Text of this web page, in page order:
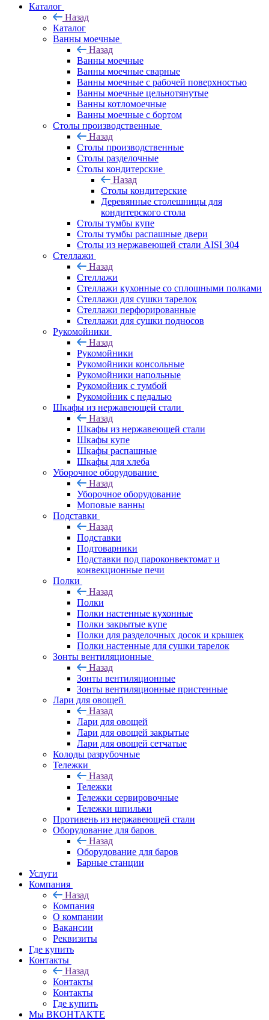
Каталог
Назад
Каталог
Ванны моечные
Назад
Ванны моечные
Ванны моечные сварные
Ванны моечные с рабочей поверхностью
Ванны моечные цельнотянутые
Ванны котломоечные
Ванны моечные с бортом
Столы производственные
Назад
Столы производственные
Столы разделочные
Столы кондитерские
Назад
Столы кондитерские
Деревянные столешницы для
кондитерского стола
Столы тумбы купе
Столы тумбы распашные двери
Столы из нержавеющей стали AISI 304
Стеллажи
Назад
Стеллажи
Стеллажи кухонные со сплошными полками
Стеллажи для сушки тарелок
Стеллажи перфорированные
Стеллажи для сушки подносов
Рукомойники
Назад
Рукомойники
Рукомойники консольные
Рукомойники напольные
Рукомойник с тумбой
Рукомойник с педалью
Шкафы из нержавеющей стали
Назад
Шкафы из нержавеющей стали
Шкафы купе
Шкафы распашные
Шкафы для хлеба
Уборочное оборудование
Назад
Уборочное оборудование
Моповые ванны
Подставки
Назад
Подставки
Подтоварники
Подставки под пароконвектомат и
конвекционные печи
Полки
Назад
Полки
Полки настенные кухонные
Полки закрытые купе
Полки для разделочных досок и крышек
Полки настенные для сушки тарелок
Зонты вентиляционные
Назад
Зонты вентиляционные
Зонты вентиляционные пристенные
Лари для овощей
Назад
Лари для овощей
Лари для овощей закрытые
Лари для овощей сетчатые
Колоды разрубочные
Тележки
Назад
Тележки
Тележки сервировочные
Тележки шпильки
Противень из нержавеющей стали
Оборудование для баров
Назад
Оборудование для баров
Барные станции
Услуги
Компания
Назад
Компания
О компании
Вакансии
Реквизиты
Где купить
Контакты
Назад
Контакты
Контакты
Где купить
Мы ВКОНТАКТЕ